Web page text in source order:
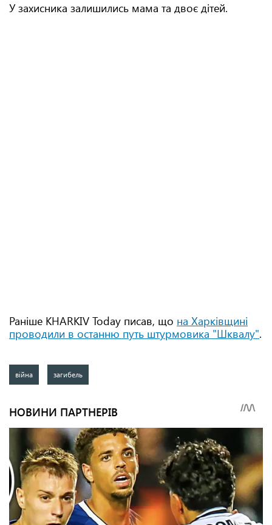
У захисника залишились мама та двоє дітей.
Раніше KHARKIV Today писав, що на Харківщині
проводили в останню путь штурмовика "Шквалу".
війна загибель